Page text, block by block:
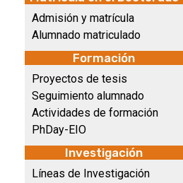
Admisión y matrícula
Alumnado matriculado
Formación
Proyectos de tesis
Seguimiento alumnado
Actividades de formación
PhDay-EIO
Investigación
Líneas de Investigación